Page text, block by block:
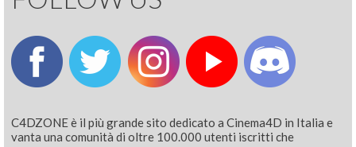
C4DZONE è il più grande sito dedicato a Cinema4D in Italia e
vanta una comunità di oltre 100.000 utenti iscritti che